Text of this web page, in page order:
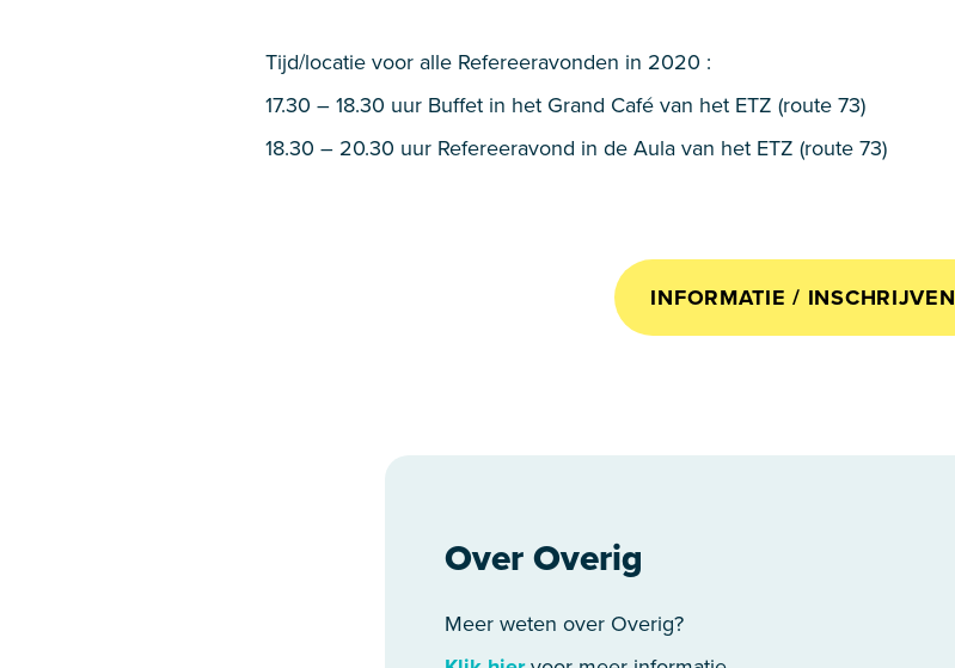
Tijd/locatie voor alle Refereeravonden in 2020 :
17.30 – 18.30 uur Buffet in het Grand Café van het ETZ (route 73)
18.30 – 20.30 uur Refereeravond in de Aula van het ETZ (route 73)
INFORMATIE / INSCHRIJVEN
Over Overig
Meer weten over Overig?